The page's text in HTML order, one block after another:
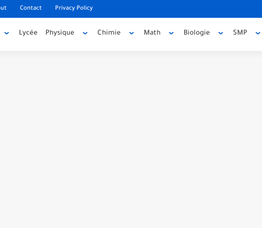
Contact Privacy Policy
Lycée Physique Chimie Math Biologie SMP